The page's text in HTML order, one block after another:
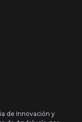
de Innovación y